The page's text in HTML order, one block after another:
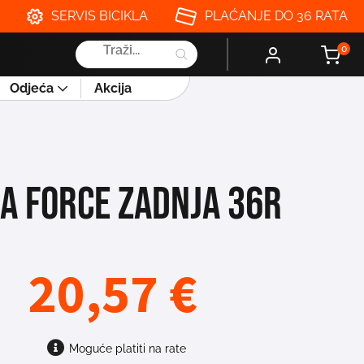
SERVIS BICIKLA PLAĆANJE DO 36 RATA
Products
search
0
Odjeća Akcija
FORCE ZADNJA 36R
20,57€
Moguće platiti na rate